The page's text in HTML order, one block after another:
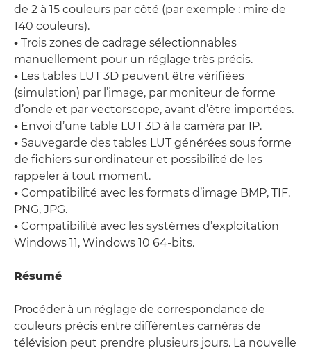
de 2 à 15 couleurs par côté (par exemple : mire de
140 couleurs).
• Trois zones de cadrage sélectionnables
manuellement pour un réglage très précis.
• Les tables LUT 3D peuvent être vérifiées
(simulation) par l’image, par moniteur de forme
d’onde et par vectorscope, avant d’être importées.
• Envoi d’une table LUT 3D à la caméra par IP.
• Sauvegarde des tables LUT générées sous forme
de fichiers sur ordinateur et possibilité de les
rappeler à tout moment.
• Compatibilité avec les formats d’image BMP, TIF,
PNG, JPG.
• Compatibilité avec les systèmes d’exploitation
Windows 11, Windows 10 64-bits.
Résumé
Procéder à un réglage de correspondance de
couleurs précis entre différentes caméras de
télévision peut prendre plusieurs jours. La nouvelle